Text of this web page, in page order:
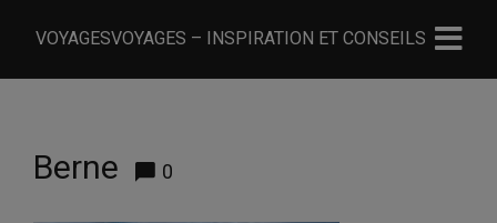
VOYAGESVOYAGES – INSPIRATION ET CONSEILS
Berne 0